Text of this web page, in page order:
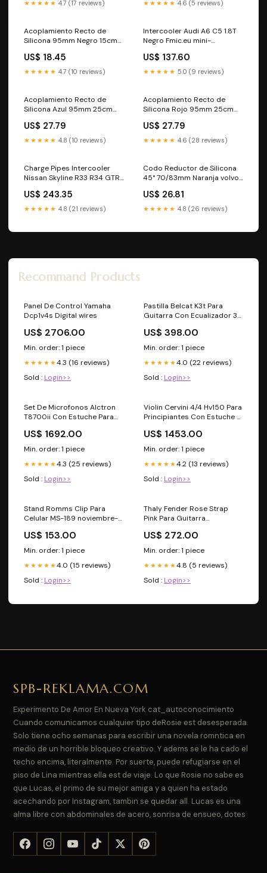
★★★★★ 4.7 (17 reviews) ★★★★★ 4.6 (5 reviews)
Acoplamiento Recto de
Silicona 95mm Negro 15cm
US$ 18.45
★★★★★ 4.7 (10 reviews)
Intercooler Audi A6 C5 1.8T
Negro Fmic.eu mini-
esi3245944
US$ 137.60
★★★★★ 5.0 (9 reviews)
Acoplamiento Recto de
Silicona Azul 95mm 25cm
US$ 27.79
★★★★★ 4.8 (10 reviews)
Acoplamiento Recto de
Silicona Rojo 95mm 25cm
US$ 27.79
★★★★★ 4.6 (28 reviews)
Charge Pipes Intercooler
Nissan Skyline R33 R34 GTR
volkswagen-scirocco-3-
-2008-2018--esi1227344
US$ 243.35
★★★★★ 4.8 (21 reviews)
Codo Reductor de Silicona
45° 70/83mm Naranja volvo-
esi8460034
US$ 26.81
★★★★★ 4.8 (26 reviews)
Recommand Products
Panel De Control Yamaha
Dcp1v4s Digital wires
US$ 2706.00
Min. order: 1 piece
★★★★★4.3 (16 reviews)
Sold : Login>>
Pastilla Belcat K3t Para
Guitarra Con Ecualizador 3
US$ 398.00
Min. order: 1 piece
★★★★★4.0 (22 reviews)
Sold : Login>>
Set De Microfonos Alctron
T8700ii Con Estuche Para
tahali
US$ 1692.00
Min. order: 1 piece
★★★★★4.3 (25 reviews)
Sold : Login>>
Violin Cervini 4/4 Hv150 Para
Principiantes Con Estuche Y
US$ 1453.00
Min. order: 1 piece
★★★★★4.2 (13 reviews)
Sold : Login>>
Stand Romms Clip Para
Celular MS-189 noviembre-
US$ 153.00
Min. order: 1 piece
★★★★★4.0 (15 reviews)
Sold : Login>>
Thaly Fender Rose Strap
Pink Para Guitarra
US$ 272.00
Min. order: 1 piece
★★★★★4.8 (5 reviews)
Sold : Login>>
SPB-REKLAMA.COM
Experimento De Amor En Nueva York cat_autoconocimiento
Cuando comunicamos cualquier tipo deRosie est desesperada.
Solo tiene ocho semanas para escribir una novela romntica en
medio de un horrible bloqueo creativo. Y adems se le ha cado el
techo encima, literalmente. Por suerte, puede refugiarse en el
piso de Lina mientras ella est de viaje. Lo que Rosie no sabe es
que Lucas, el primo de su mejor amiga y a quien ha estado
acechando por Instagram, tambin se quedar all. Lucas es una
alma libre con abdominales de acero, sonrisa de ensueo, dotes